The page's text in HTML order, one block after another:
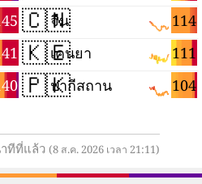
🇨🇳 114
จีน
🇰🇪 111
เคนยา
🇵🇰 104
ปากีสถาน
ทีที่แล้ว (8 ส.ค. 2026 เวลา 21:11)